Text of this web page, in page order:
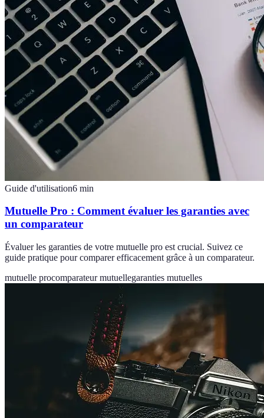
Guide d'utilisation6 min
Mutuelle Pro : Comment évaluer les garanties avec
un comparateur
Évaluer les garanties de votre mutuelle pro est crucial. Suivez ce
guide pratique pour comparer efficacement grâce à un comparateur.
mutuelle procomparateur mutuellegaranties mutuelles